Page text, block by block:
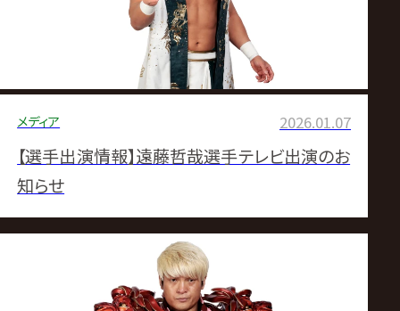
メディア 2026.01.07
【選手出演情報】遠藤哲哉選手テレビ出演のお
知らせ